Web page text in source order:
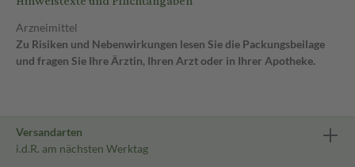
Arzneimittel
Zu Risiken und Nebenwirkungen lesen Sie die Packungsbeilage
und fragen Sie Ihre Ärztin, Ihren Arzt oder in Ihrer Apotheke.
Versandarten
i.d.R. am nächsten Werktag